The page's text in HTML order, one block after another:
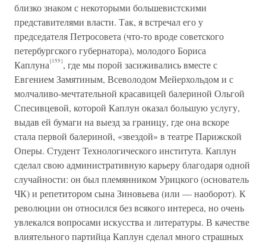
близко знаком с некоторыми большевистскими
представителями власти. Так, я встречал его у
председателя Петросовета (что-то вроде советского
петербургского губернатора), молодого Бориса
Каплуна{155}, где мы порой засиживались вместе с
Евгением Замятиным, Всеволодом Мейерхольдом и с
молчаливо-мечтательной красавицей балериной Ольгой
Спесивцевой, которой Каплун оказал большую услугу,
выдав ей бумаги на выезд за границу, где она вскоре
стала первой балериной, «звездой» в театре Парижской
Оперы. Студент Технологического института. Каплун
сделал свою административную карьеру благодаря одной
случайности: он был племянником Урицкого (основатель
ЧК) и репетитором сына Зиновьева (или — наоборот). К
революции он относился без всякого интереса, но очень
увлекался вопросами искусства и литературы. В качестве
влиятельного партийца Каплун сделал много страшных